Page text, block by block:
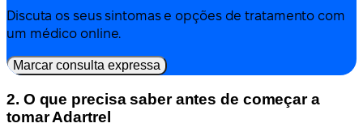
Discuta os seus sintomas e opções de tratamento com
um médico online.
Marcar consulta expressa
2. O que precisa saber antes de começar a
tomar Adartrel